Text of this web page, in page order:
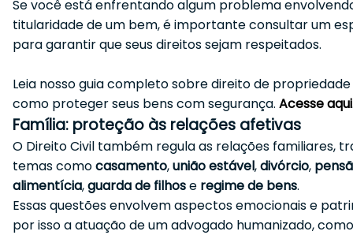
Se você está enfrentando algum problema
titularidade de um bem, é importante consultar um
para garantir que seus direitos sejam respeitados.
Leia nosso guia completo sobre direito de
como proteger seus bens com segurança. Acesse aqui
Família: proteção às relações afetivas
O Direito Civil também regula as relações familiares,
temas comocasamento,união estável,divórcio,
alimentícia,guarda de filhose regime de bens.
Essas questões envolvem aspectos emocionais e
por isso a atuação de um advogado humanizado,